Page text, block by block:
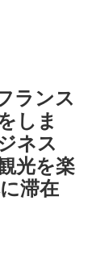
ランス
しま
ネス
光を楽
滞在